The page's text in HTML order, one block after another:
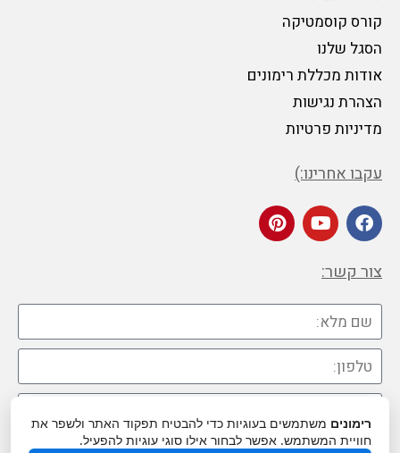
קורס קוסמטיקה
הסגל שלנו
אודות מכללת רימונים
הצהרת נגישות
מדיניות פרטיות
עקבו אחרינו:)
צור קשר:
רימונים משתמשים בעוגיות כדי להבטיח תפקוד האתר ולשפר את
חוויית המשתמש. אפשר לבחור אילו סוגי עוגיות להפעיל.